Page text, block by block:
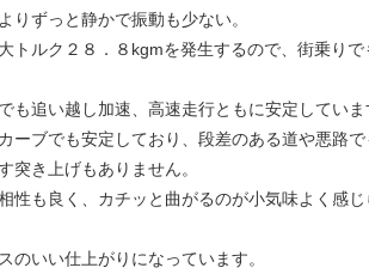
りずっと静かで振動も少ない。
ルク２８．８kgmを発生するので、街乗りで
追い越し加速、高速走行ともに安定していま
ブでも安定しており、段差のある道や悪路で
突き上げもありません。
も良く、カチッと曲がるのが小気味よく感じ
いい仕上がりになっています。